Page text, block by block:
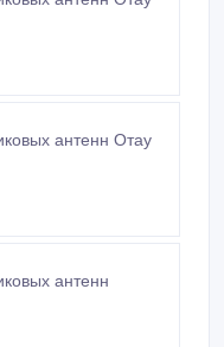
антенн Отау
антенн